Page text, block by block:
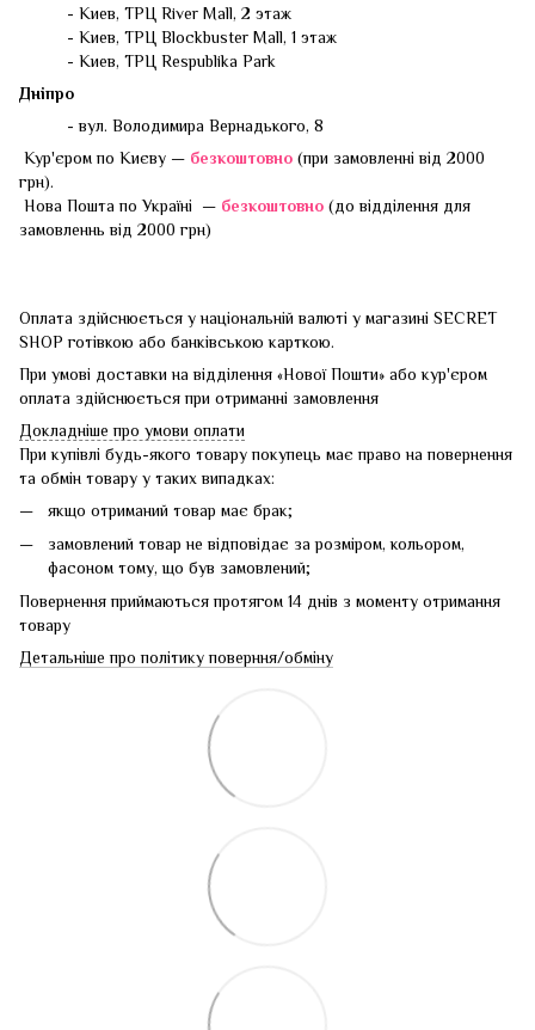
- Киев, ТРЦ River Mall, 2 этаж
- Киев, ТРЦ Blockbuster Mall, 1 этаж
- Киев, ТРЦ Respublika Park
Дніпро
- вул. Володимира Вернадького, 8
Кур'єром по Києву — безкоштовно (при замовленні від 2000
грн).
Нова Пошта по Україні — безкоштовно (до відділення для
замовленнь від 2000 грн)
Оплата здійснюється у національній валюті у магазині SECRET
SHOP готівкою або банківською карткою.
При умові доставки на відділення «Нової Пошти» або кур'єром
оплата здійснюється при отриманні замовлення
Докладніше про умови оплати
При купівлі будь-якого товару покупець має право на повернення
та обмін товару у таких випадках:
якщо отриманий товар має брак;
замовлений товар не відповідає за розміром, кольором,
фасоном тому, що був замовлений;
Повернення приймаються протягом 14 днів з моменту отримання
товару
Детальніше про політику поверння/обміну